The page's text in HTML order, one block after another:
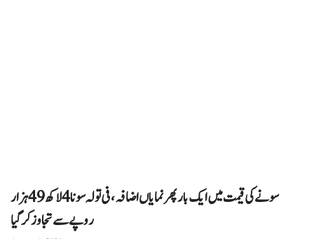
سونے کی قیمت میں ایک بار پھر نمایاں اضافہ، فی تولہ سونا 4 لاکھ 49 ہزار
روپے سے تجاوز کرگیا